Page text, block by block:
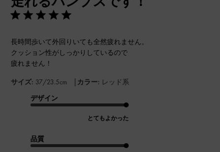
長時間歩いて外回りいても全然疲れません。
クッション性がしっかりしているので
疲れません！
サイズ: 37/23.5cm | カラー: レッド系
デザイン
とてもよかった
品質